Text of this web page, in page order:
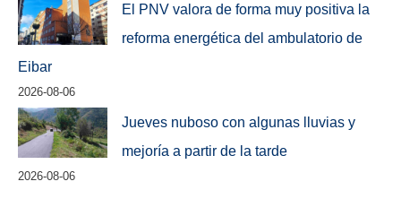
El PNV valora de forma muy positiva la
reforma energética del ambulatorio de
Eibar
2026-08-06
Jueves nuboso con algunas lluvias y
mejoría a partir de la tarde
2026-08-06